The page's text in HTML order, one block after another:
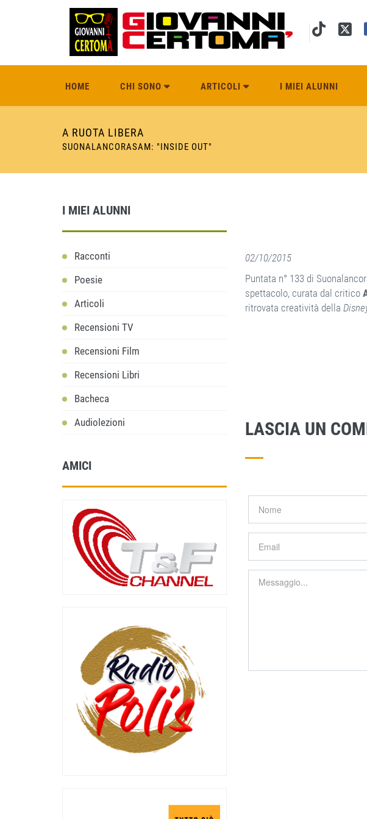
HOME CHI SONO ARTICOLI I MIEI ALUNNI
A RUOTA LIBERA
SUONALANCORASAM: "INSIDE OUT"
I MIEI ALUNNI
Racconti
Poesie
Articoli
Recensioni TV
Recensioni Film
Recensioni Libri
Bacheca
Audiolezioni
AMICI
02/10/2015
Puntata n° 133 di
spettacolo, curata dal critico
ritrovata creatività della
LASCIA UN